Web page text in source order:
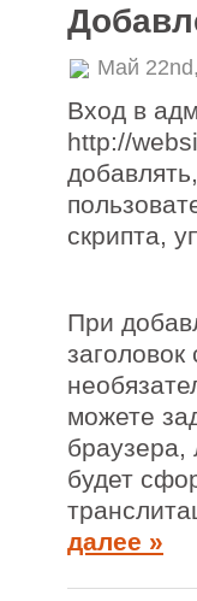
Май
Вход в
http://
скрипта,
При
можете
браузера,
будет
далее »